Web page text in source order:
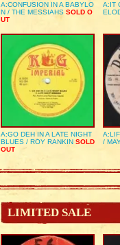
A:CONFUSION IN A BABYLO
N / THE MESSIAHS SOLD O
UT
A:IT
A:GO DEH IN A LATE NIGHT
BLUES / ROY RANKIN SOLD
OUT
/
LIMITED SALE